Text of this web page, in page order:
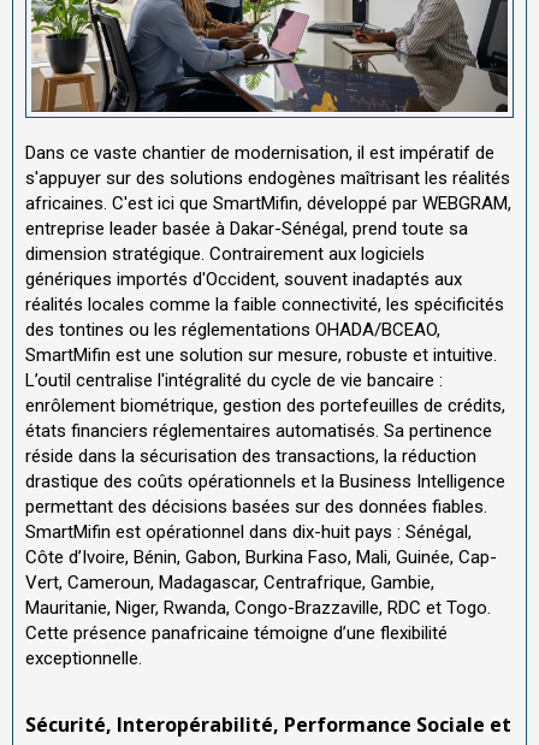
Dans ce vaste chantier de modernisation, il est impératif de
s'appuyer sur des solutions endogènes maîtrisant les réalités
africaines. C'est ici que SmartMifin, développé par WEBGRAM,
entreprise leader basée à Dakar-Sénégal, prend toute sa
dimension stratégique. Contrairement aux logiciels
génériques importés d'Occident, souvent inadaptés aux
réalités locales comme la faible connectivité, les spécificités
des tontines ou les réglementations OHADA/BCEAO,
SmartMifin est une solution sur mesure, robuste et intuitive.
L’outil centralise l'intégralité du cycle de vie bancaire :
enrôlement biométrique, gestion des portefeuilles de crédits,
états financiers réglementaires automatisés. Sa pertinence
réside dans la sécurisation des transactions, la réduction
drastique des coûts opérationnels et la Business Intelligence
permettant des décisions basées sur des données fiables.
SmartMifin est opérationnel dans dix-huit pays : Sénégal,
Côte d’Ivoire, Bénin, Gabon, Burkina Faso, Mali, Guinée, Cap-
Vert, Cameroun, Madagascar, Centrafrique, Gambie,
Mauritanie, Niger, Rwanda, Congo-Brazzaville, RDC et Togo.
Cette présence panafricaine témoigne d’une flexibilité
exceptionnelle.
Sécurité, Interopérabilité, Performance Sociale et